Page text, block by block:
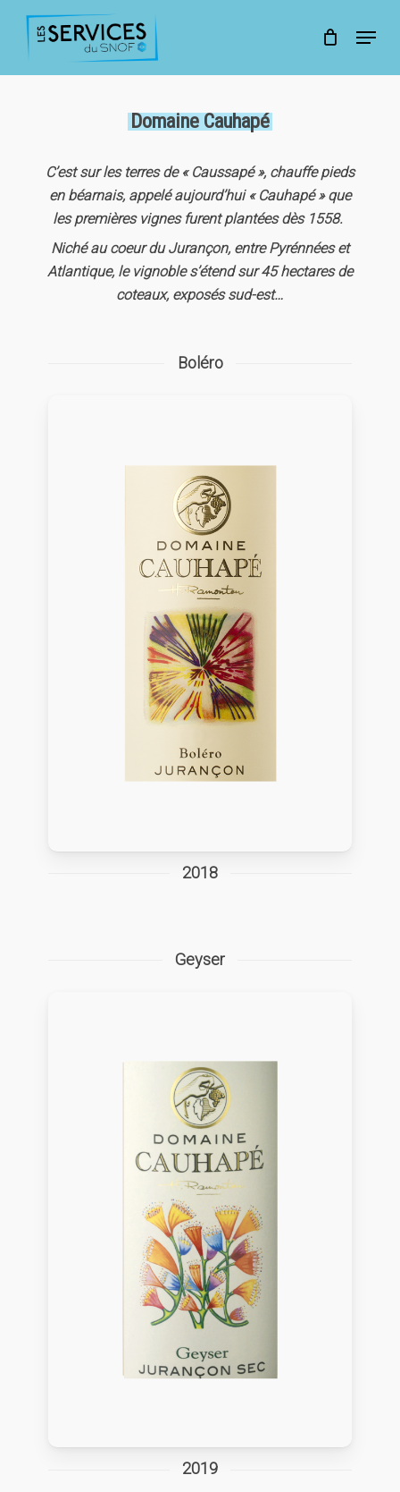
main
content
Menu
Domaine Cauhapé
C’est sur les terres de « Caussapé », chauffe pieds
en béarnais, appelé aujourd’hui « Cauhapé » que
les premières vignes furent plantées dès 1558.
Niché au coeur du Jurançon, entre Pyrénnées et
Atlantique, le vignoble s’étend sur 45 hectares de
coteaux, exposés sud-est…
Boléro
2018
Geyser
2019